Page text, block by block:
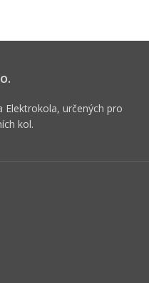
Elektrokola, určených pro
kol.